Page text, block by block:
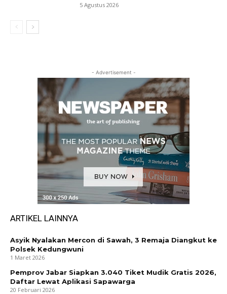
5 Agustus 2026
- Advertisement -
ARTIKEL LAINNYA
Asyik Nyalakan Mercon di Sawah, 3 Remaja Diangkut ke
Polsek Kedungwuni
1 Maret 2026
Pemprov Jabar Siapkan 3.040 Tiket Mudik Gratis 2026,
Daftar Lewat Aplikasi Sapawarga
20 Februari 2026